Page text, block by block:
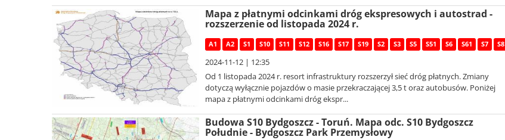
Mapa z płatnymi odcinkami dróg ekspresowych i autostrad -
rozszerzenie od listopada 2024 r.
A1 A2 S1 S10 S11 S12 S16 S17 S19 S2 S3 S5 S51 S6 S61 S7 S8
2024-11-12 | 12:35
Od 1 listopada 2024 r. resort infrastruktury rozszerzył sieć dróg płatnych. Zmiany
dotyczą wyłącznie pojazdów o masie przekraczającej 3,5 t oraz autobusów. Poniżej
mapa z płatnymi odcinkami dróg ekspr...
Budowa S10 Bydgoszcz - Toruń. Mapa odc. S10 Bydgoszcz
Południe - Bydgoszcz Park Przemysłowy